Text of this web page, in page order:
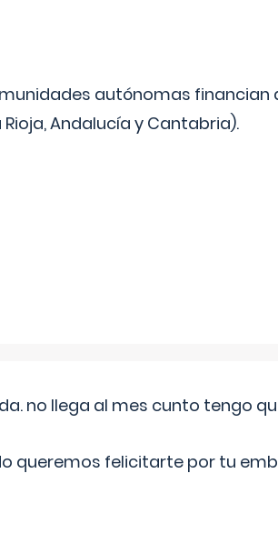
autónomas financian
Rioja, Andalucía y Cantabria).
no llega al mes cunto tengo
queremos felicitarte por tu